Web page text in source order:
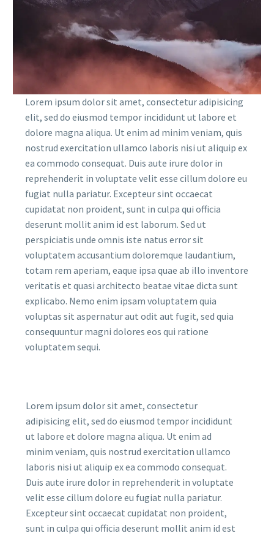
Lorem ipsum dolor sit amet, consectetur adipisicing
elit, sed do eiusmod tempor incididunt ut labore et
dolore magna aliqua. Ut enim ad minim veniam, quis
nostrud exercitation ullamco laboris nisi ut aliquip ex
ea commodo consequat. Duis aute irure dolor in
reprehenderit in voluptate velit esse cillum dolore eu
fugiat nulla pariatur. Excepteur sint occaecat
cupidatat non proident, sunt in culpa qui officia
deserunt mollit anim id est laborum. Sed ut
perspiciatis unde omnis iste natus error sit
voluptatem accusantium doloremque laudantium,
totam rem aperiam, eaque ipsa quae ab illo inventore
veritatis et quasi architecto beatae vitae dicta sunt
explicabo. Nemo enim ipsam voluptatem quia
voluptas sit aspernatur aut odit aut fugit, sed quia
consequuntur magni dolores eos qui ratione
voluptatem sequi.
Lorem ipsum dolor sit amet, consectetur
adipisicing elit, sed do eiusmod tempor incididunt
ut labore et dolore magna aliqua. Ut enim ad
minim veniam, quis nostrud exercitation ullamco
laboris nisi ut aliquip ex ea commodo consequat.
Duis aute irure dolor in reprehenderit in voluptate
velit esse cillum dolore eu fugiat nulla pariatur.
Excepteur sint occaecat cupidatat non proident,
sunt in culpa qui officia deserunt mollit anim id est